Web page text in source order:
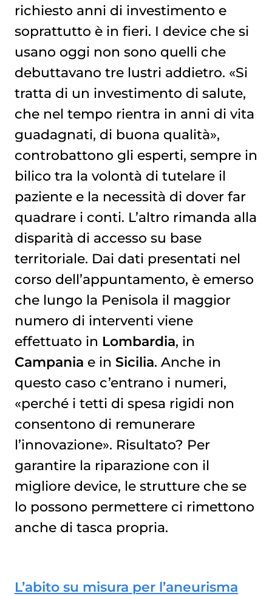
richiesto anni di investimento e
soprattutto è in fieri. I device che si
usano oggi non sono quelli che
debuttavano tre lustri addietro. «Si
tratta di un investimento di salute,
che nel tempo rientra in anni di vita
guadagnati, di buona qualità»,
controbattono gli esperti, sempre in
bilico tra la volontà di tutelare il
paziente e la necessità di dover far
quadrare i conti. L’altro rimanda alla
disparità di accesso su base
territoriale. Dai dati presentati nel
corso dell’appuntamento, è emerso
che lungo la Penisola il maggior
numero di interventi viene
effettuato in Lombardia, in
Campania e in Sicilia. Anche in
questo caso c’entrano i numeri,
«perché i tetti di spesa rigidi non
consentono di remunerare
l’innovazione». Risultato? Per
garantire la riparazione con il
migliore device, le strutture che se
lo possono permettere ci rimettono
anche di tasca propria.
L’abito su misura per l’aneurisma